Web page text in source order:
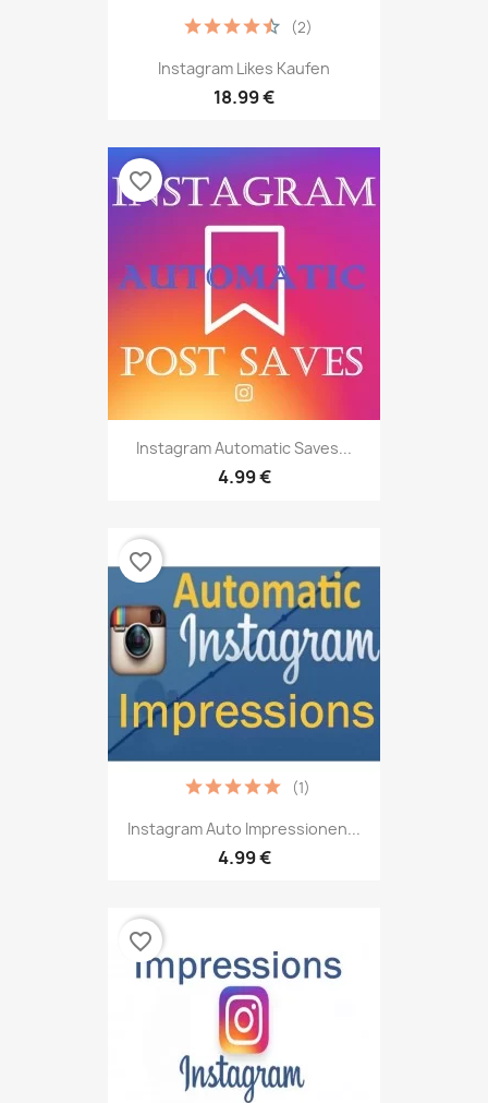
Instagram Likes Kaufen
18.99 €
(2)
Instagram Automatic Saves...
4.99 €
favorite_border
Instagram Auto Impressionen...
4.99 €
(1)
favorite_border
favorite_border